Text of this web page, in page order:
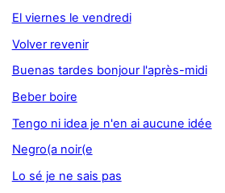
El viernes le vendredi
Volver revenir
Buenas tardes bonjour l'après-midi
Beber boire
Tengo ni idea je n'en ai aucune idée
Negro(a noir(e
Lo sé je ne sais pas